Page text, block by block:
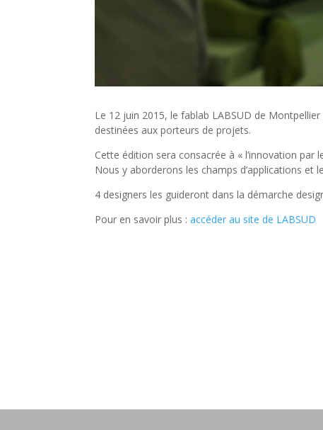
Le 12 juin 2015, le fablab LABSUD de
destinées aux porteurs de projets.
Cette édition sera consacrée à « l’innovation par
Nous y aborderons les champs d’applications
4 designers les guideront dans la démarche
Pour en savoir plus :accéder au site de LABSUD